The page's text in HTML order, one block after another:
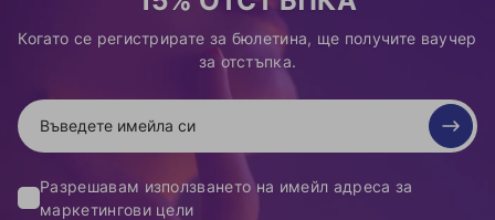
Когато се регистрирате за бюлетина, ще получите ваучер
за отстъпка.
Разрешавам използването на имейл адреса за
маркетингови цели